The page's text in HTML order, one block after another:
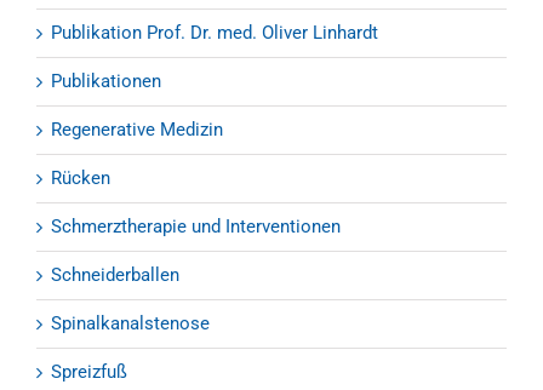
Publikation Prof. Dr. med. Oliver Linhardt
Publikationen
Regenerative Medizin
Rücken
Schmerztherapie und Interventionen
Schneiderballen
Spinalkanalstenose
Spreizfuß